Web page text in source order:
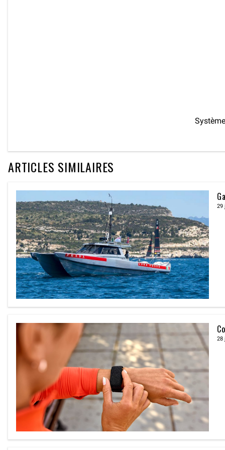
ARTICLES SIMILAIRES
29
28